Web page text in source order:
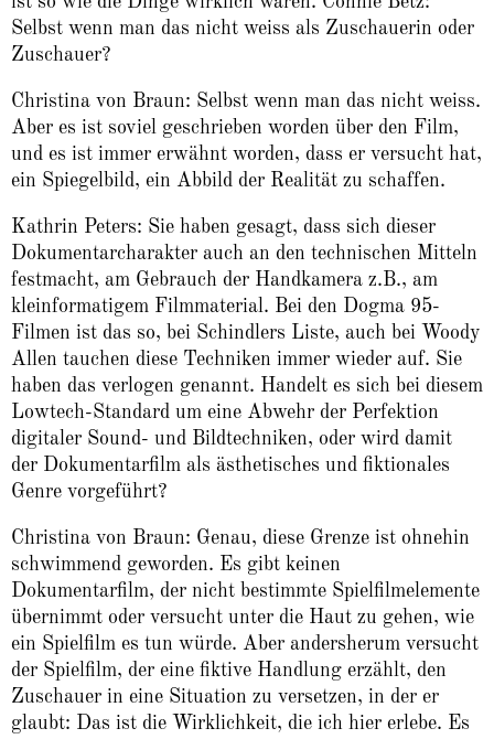
Selbst wenn man das nicht weiss als Zuschauerin oder
Zuschauer?
Christina von Braun: Selbst wenn man das nicht weiss.
Aber es ist soviel geschrieben worden über den Film,
und es ist immer erwähnt worden, dass er versucht hat,
ein Spiegelbild, ein Abbild der Realität zu schaffen.
Kathrin Peters: Sie haben gesagt, dass sich dieser
Dokumentarcharakter auch an den technischen Mitteln
festmacht, am Gebrauch der Handkamera z.B., am
kleinformatigem Filmmaterial. Bei den Dogma 95-
Filmen ist das so, bei Schindlers Liste, auch bei Woody
Allen tauchen diese Techniken immer wieder auf. Sie
haben das verlogen genannt. Handelt es sich bei diesem
Lowtech-Standard um eine Abwehr der Perfektion
digitaler Sound- und Bildtechniken, oder wird damit
der Dokumentarfilm als ästhetisches und fiktionales
Genre vorgeführt?
Christina von Braun: Genau, diese Grenze ist ohnehin
schwimmend geworden. Es gibt keinen
Dokumentarfilm, der nicht bestimmte Spielfilmelemente
übernimmt oder versucht unter die Haut zu gehen, wie
ein Spielfilm es tun würde. Aber andersherum versucht
der Spielfilm, der eine fiktive Handlung erzählt, den
Zuschauer in eine Situation zu versetzen, in der er
glaubt: Das ist die Wirklichkeit, die ich hier erlebe. Es